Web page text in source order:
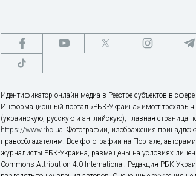
Идентификатор онлайн-медиа в Реестре субъектов в
Информационный портал «РБК-Украина» имеет
(украинскую, русскую и английскую), главная страница
https://www.rbc.ua. Фотографии, изображения
правообладателям. Все фотографии на Портале,
журналисты РБК-Украина, размещены на условиях
Commons Attribution 4.0 International. Редакция РБК-